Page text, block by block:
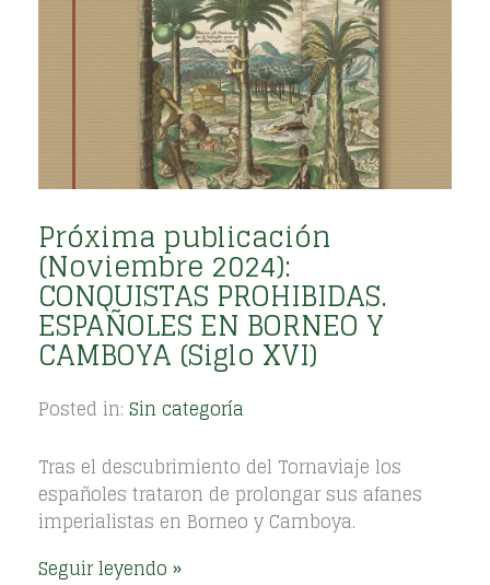
Próxima publicación
(Noviembre 2024):
CONQUISTAS PROHIBIDAS.
ESPAÑOLES EN BORNEO Y
CAMBOYA (Siglo XVI)
Posted in: Sin categoría
Tras el descubrimiento del Tornaviaje los
españoles trataron de prolongar sus afanes
imperialistas en Borneo y Camboya.
Seguir leyendo